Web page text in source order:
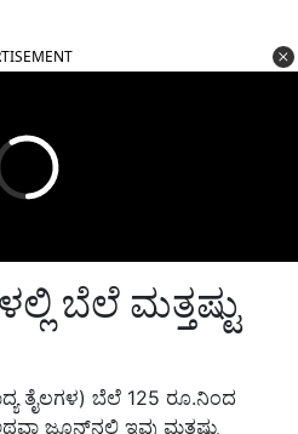
ಬೆಲೆ ಮತ್ತಷ್ಟು
ತೈಲಗಳ) ಬೆಲೆ 125 ರೂ.ನಿಂದ
ಜೂನ್‌ನಲ್ಲಿ ಇವು ಮತ್ತಷ್ಟು
ಹೆಚ್ಚಳದ ಪ್ರಮಾಣವು ಹಲವಾರು